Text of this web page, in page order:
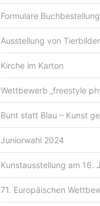
Formulare
Ausstellung von
Kirche im Karton
Wettbewerb „freestyle
Bunt statt Blau – Kunst
Juniorwahl 2024
Kunstausstellung am 16.
71. Europäischen